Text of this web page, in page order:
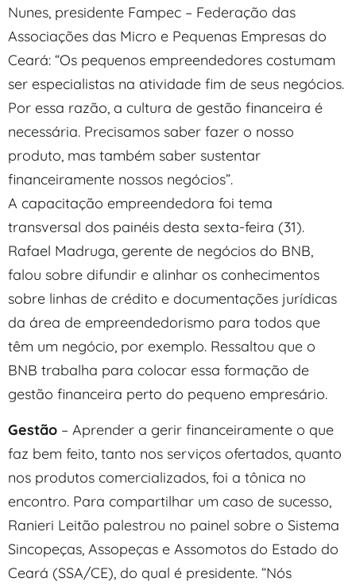
Nunes, presidente Fampec – Federação das
Associações das Micro e Pequenas Empresas do
Ceará: “Os pequenos empreendedores costumam
ser especialistas na atividade fim de seus negócios.
Por essa razão, a cultura de gestão financeira é
necessária. Precisamos saber fazer o nosso
produto, mas também saber sustentar
financeiramente nossos negócios”.
A capacitação empreendedora foi tema
transversal dos painéis desta sexta-feira (31).
Rafael Madruga, gerente de negócios do BNB,
falou sobre difundir e alinhar os conhecimentos
sobre linhas de crédito e documentações jurídicas
da área de empreendedorismo para todos que
têm um negócio, por exemplo. Ressaltou que o
BNB trabalha para colocar essa formação de
gestão financeira perto do pequeno empresário.
Gestão – Aprender a gerir financeiramente o que
faz bem feito, tanto nos serviços ofertados, quanto
nos produtos comercializados, foi a tônica no
encontro. Para compartilhar um caso de sucesso,
Ranieri Leitão palestrou no painel sobre o Sistema
Sincopeças, Assopeças e Assomotos do Estado do
Ceará (SSA/CE), do qual é presidente. “Nós